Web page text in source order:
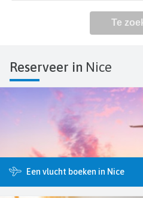
Reserveer in Nice
Een vlucht boeken in Nice